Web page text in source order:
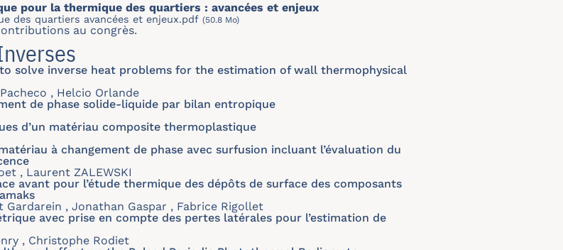
pour la thermique des quartiers : avancées et enjeux
des quartiers avancées et enjeux.pdf (50.8 Mo)
au congrès.
solve inverse heat problems for the estimation of wall thermophysical
, Helcio Orlande
de phase solide-liquide par bilan entropique
d’un matériau composite thermoplastique
à changement de phase avec surfusion incluant l’évaluation du
, Laurent ZALEWSKI
avant pour l’étude thermique des dépôts de surface des composants
, Jonathan Gaspar , Fabrice Rigollet
avec prise en compte des pertes latérales pour l’estimation de
, Christophe Rodiet